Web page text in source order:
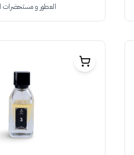
العطور و